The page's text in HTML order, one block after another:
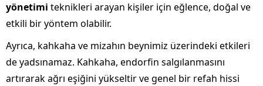
yönetimi teknikleri arayan kişiler için eğlence, doğal ve
etkili bir yöntem olabilir.
Ayrıca, kahkaha ve mizahın beynimiz üzerindeki etkileri
de yadsınamaz. Kahkaha, endorfin salgılanmasını
artırarak ağrı eşiğini yükseltir ve genel bir refah hissi